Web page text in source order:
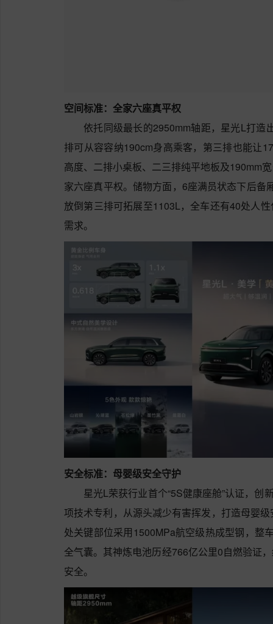
空间标准：全家六座真平权
依托同级最长的2950mm轴距，星光L打造
排可从容容纳190cm身高乘客，第三排也能让
高度、二排小桌板、二三排纯平地板及190mm
家六座真平权。储物方面，6座满员状态下后
放倒第三排可拓展至1103L，全车还有40处人
需求。
安全标准：母婴级安全守护
星光L荣获行业首个“5S健康座舱”认证，创
项技术专利，从源头减少有害挥发，打造母婴
处关键部位采用1500MPa航空级热成型钢，整
全气囊。其神炼电池历经766亿公里0自燃验证
安全。